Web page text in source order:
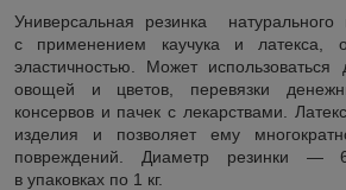
Универсальная резинка натурального
с применением каучука и латекса,
эластичностью. Может использоваться
овощей и цветов, перевязки
консервов и пачек с лекарствами.
изделия и позволяет ему
повреждений. Диаметр резинки —
в упаковках по 1 кг.